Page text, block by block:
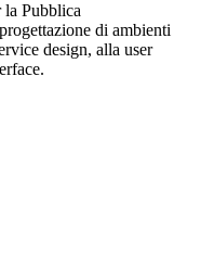
la Pubblica
di ambienti
design, alla user